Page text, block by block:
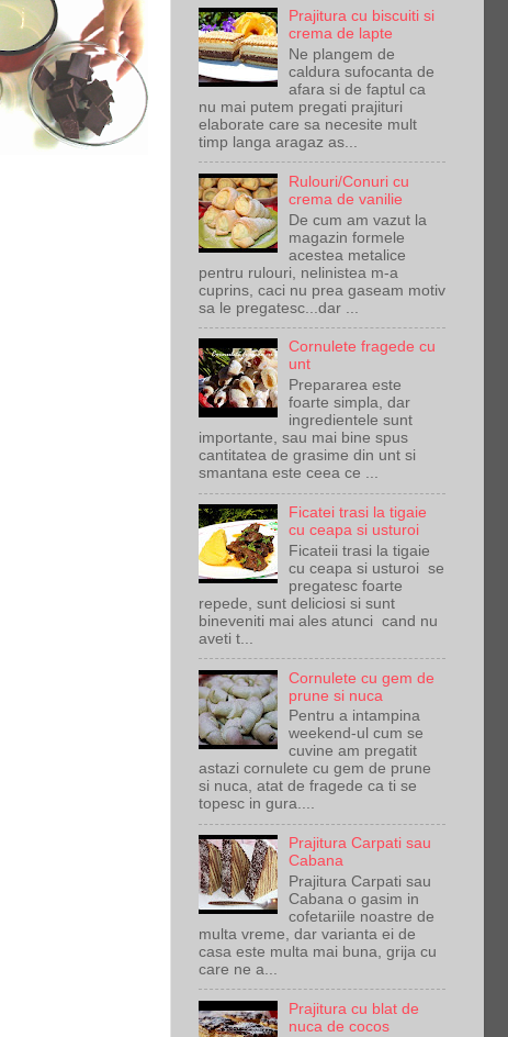
Prajitura cu biscuiti si
crema de lapte
Ne plangem de
caldura sufocanta de
afara si de faptul ca
nu mai putem pregati prajituri
elaborate care sa necesite mult
timp langa aragaz as...
Rulouri/Conuri cu
crema de vanilie
De cum am vazut la
magazin formele
acestea metalice
pentru rulouri, nelinistea m-a
cuprins, caci nu prea gaseam motiv
sa le pregatesc...dar ...
Cornulete fragede cu
unt
Prepararea este
foarte simpla, dar
ingredientele sunt
importante, sau mai bine spus
cantitatea de grasime din unt si
smantana este ceea ce ...
Ficatei trasi la tigaie
cu ceapa si usturoi
Ficateii trasi la tigaie
cu ceapa si usturoi se
pregatesc foarte
repede, sunt deliciosi si sunt
bineveniti mai ales atunci cand nu
aveti t...
Cornulete cu gem de
prune si nuca
Pentru a intampina
weekend-ul cum se
cuvine am pregatit
astazi cornulete cu gem de prune
si nuca, atat de fragede ca ti se
topesc in gura....
Prajitura Carpati sau
Cabana
Prajitura Carpati sau
Cabana o gasim in
cofetariile noastre de
multa vreme, dar varianta ei de
casa este multa mai buna, grija cu
care ne a...
Prajitura cu blat de
nuca de cocos